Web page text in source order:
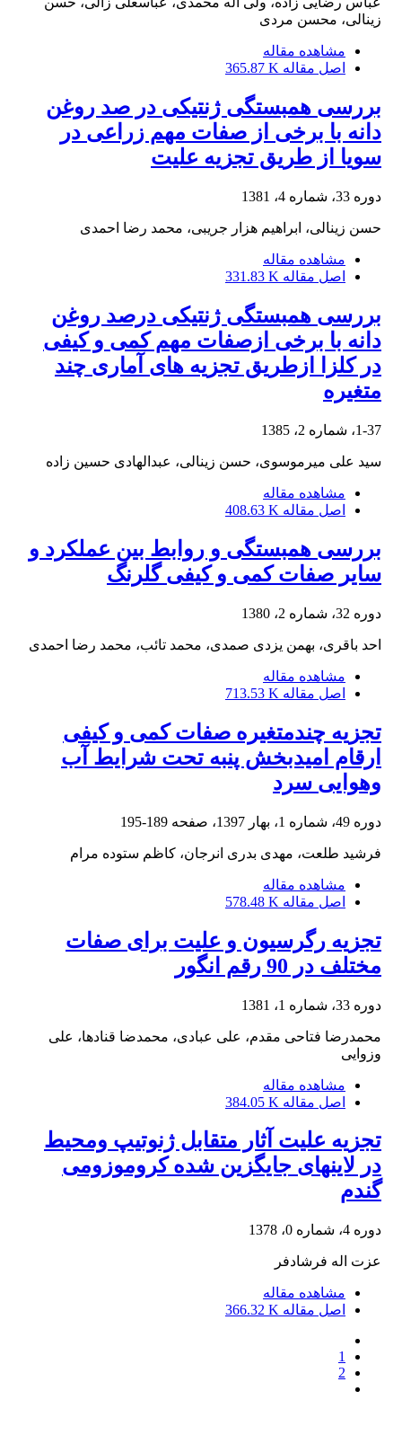
زینالی، محسن مردی
مشاهده مقاله
اصل مقاله 365.87 K
بررسی همبستگی ژنتیکی در صد روغن
دانه با برخی از صفات مهم زراعی در
سویا از طریق تجزیه علیت
دوره 33، شماره 4، 1381
حسن زینالی، ابراهیم هزار جریبی، محمد رضا احمدی
مشاهده مقاله
اصل مقاله 331.83 K
بررسی همبستگی ژنتیکی درصد روغن
دانه با برخی ازصفات مهم کمی و کیفی
در کلزا ازطریق تجزیه های آماری چند
متغیره
1-37، شماره 2، 1385
سید علی میرموسوی، حسن زینالی، عبدالهادی حسین زاده
مشاهده مقاله
اصل مقاله 408.63 K
بررسی همبستگی و روابط بین عملکرد و
سایر صفات کمی و کیفی گلرنگ
دوره 32، شماره 2، 1380
احد باقری، بهمن یزدی صمدی، محمد تائب، محمد رضا احمدی
مشاهده مقاله
اصل مقاله 713.53 K
تجزیه چندمتغیره صفات کمی و کیفی
ارقام امیدبخش پنبه تحت شرایط آب
وهوایی سرد
دوره 49، شماره 1، بهار 1397، صفحه 189-195
فرشید طلعت، مهدی بدری انرجان، کاظم ستوده مرام
مشاهده مقاله
اصل مقاله 578.48 K
تجزیه رگرسیون و علیت برای صفات
مختلف در 90 رقم انگور
دوره 33، شماره 1، 1381
محمدرضا فتاحی مقدم، علی عبادی، محمدضا قنادها، علی
وزوایی
مشاهده مقاله
اصل مقاله 384.05 K
تجزیه علیت آثار متقابل ژنوتیپ ومحیط
در لاینهای جایگزین شده کروموزومی
گندم
دوره 4، شماره 0، 1378
عزت اله فرشادفر
مشاهده مقاله
اصل مقاله 366.32 K
1
2